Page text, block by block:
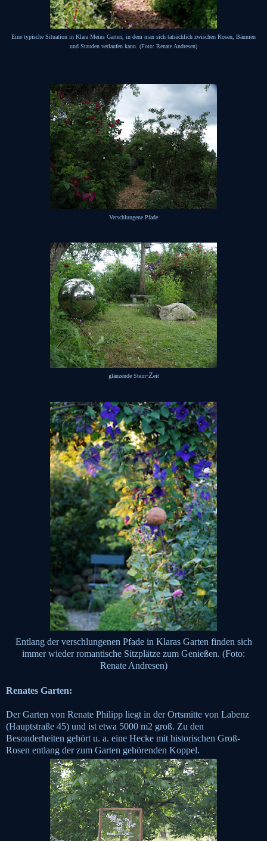
Eine typische Situation in Klara Meins Garten, in dem man sich tatsächlich zwischen Rosen, Bäumen
und Stauden verlaufen kann. (Foto: Renate Andresen)
Verschlungene Pfade
glänzende Stein-Zeit
Entlang der verschlungenen Pfade in Klaras Garten finden sich
immer wieder romantische Sitzplätze zum Genießen. (Foto:
Renate Andresen)
Renates Garten:
Der Garten von Renate Philipp liegt in der Ortsmitte von Labenz
(Hauptstraße 45) und ist etwa 5000 m2 groß. Zu den
Besonderheiten gehört u. a. eine Hecke mit historischen Groß-
Rosen entlang der zum Garten gehörenden Koppel.